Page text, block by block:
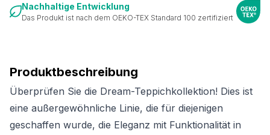
Produktbeschreibung
Überprüfen Sie die Dream-Teppichkollektion! Dies ist
eine außergewöhnliche Linie, die für diejenigen
geschaffen wurde, die Eleganz mit Funktionalität in
Nachhaltige Entwicklung
Das Produkt ist nach dem OEKO-TEX Standard 100 zertifiziert